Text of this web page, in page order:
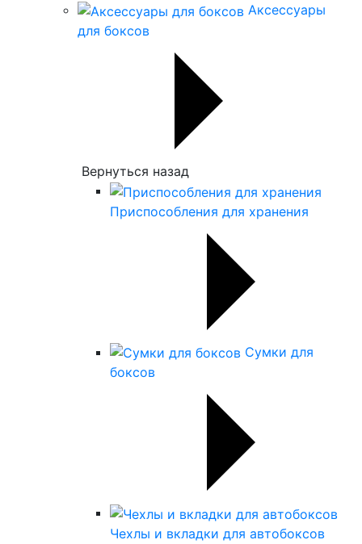
Аксессуары
для боксов
Вернуться назад
Приспособления для хранения
Сумки для
боксов
Чехлы и вкладки для автобоксов